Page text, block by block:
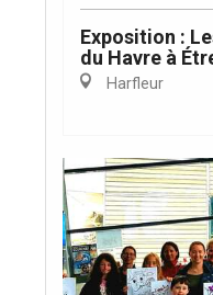
Paris 1h30
Exposition :
du Havre à
Harfleur